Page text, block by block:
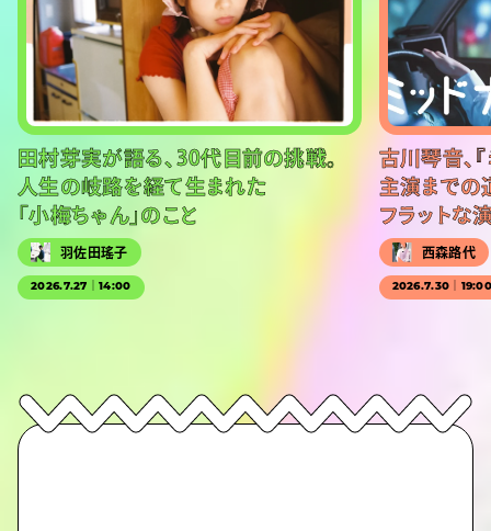
田村芽実が語る、30代目前の挑戦。
人生の岐路を経て生まれた
「小梅ちゃん」のこと
羽佐田瑤子
2026.7.27｜14:00
古川琴音、
主演までの
フラットな
西森路代
2026.7.30｜